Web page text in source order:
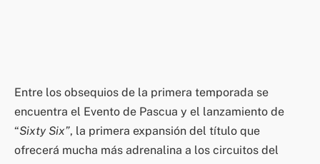
Entre los obsequios de la primera temporada se
encuentra el Evento de Pascua y el lanzamiento de
“Sixty Six”, la primera expansión del título que
ofrecerá mucha más adrenalina a los circuitos del